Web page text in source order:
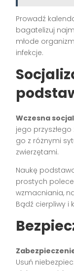
Prowadź
bagatelizuj
młode
infekcje.
Wczesna
jego
go z różnymi
zwierzętami.
Naukę
prostych
wzmacniania,
Bądź cierpliwy i
Usuń